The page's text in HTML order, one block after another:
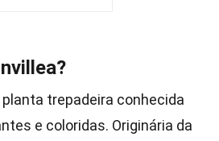
trepadeira conhecida
e coloridas. Originária da